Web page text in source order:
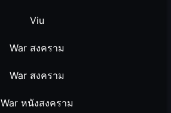
Viu
War สงคราม
War สงคราม
War หนังสงคราม